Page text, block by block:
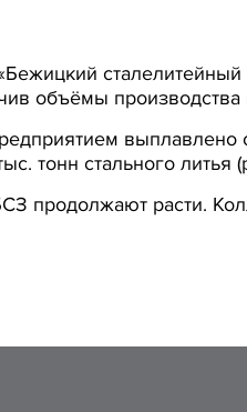
объёмы
тонн стального литья
продолжают расти.